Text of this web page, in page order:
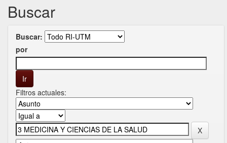
Buscar
Buscar:
por
Filtros actuales: